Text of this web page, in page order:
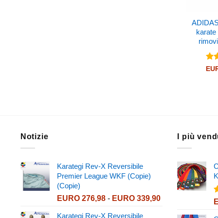
karate
Notizie
Karategi Rev-X Reversibile
Premier League WKF (Copie)
(Copie)
EURO276,98 - EURO339,90Fascia
Karategi Rev-X Reversibile
I più